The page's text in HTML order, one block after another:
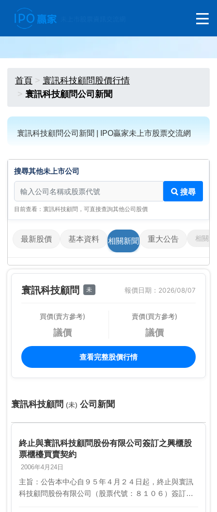
首頁
寰訊科技顧問股價行情
寰訊科技顧問公司新聞
寰訊科技顧問公司新聞 | IPO贏家未上市股票交流網
搜尋其他未上市公司
搜尋其他未上市公司
搜尋
目前查看：寰訊科技顧問，可直接查詢其他公司股價
最新股價 基本資料 相關新聞 重大公告 相關影
寰訊科技顧問 未 報價日期：2026/08/07
買價(賣方參考)
議價
賣價(買方參考)
議價
查看完整股價行情
寰訊科技顧問 (未) 公司新聞
終止與寰訊科技顧問股份有限公司簽訂之興櫃股
票櫃檯買賣契約
2006年4月24日
主旨：公告本中心自９５年４月２４日起，終止與寰訊
科技顧問股份有限公司（股票代號：８１０６）簽訂之